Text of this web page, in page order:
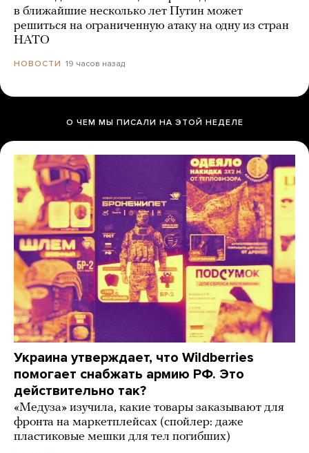
в ближайшие несколько лет Путин может
решиться на ограниченную атаку на одну из стран
НАТО
НОВОСТИ 19 часов назад
О ЧЕМ МЫ ПИСАЛИ НА ЭТОЙ НЕДЕЛЕ
Украина утверждает, что Wildberries
помогает снабжать армию РФ. Это
действительно так?
«Медуза» изучила, какие товары заказывают для
фронта на маркетплейсах (спойлер: даже
пластиковые мешки для тел погибших)